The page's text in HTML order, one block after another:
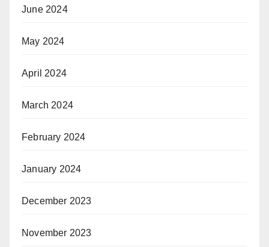
June 2024
May 2024
April 2024
March 2024
February 2024
January 2024
December 2023
November 2023